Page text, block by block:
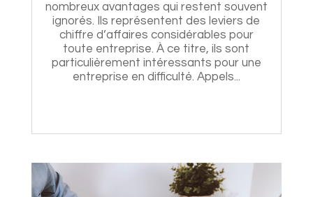
nombreux avantages qui restent souvent
ignorés. Ils représentent des leviers de
chiffre d’affaires considérables pour
toute entreprise. À ce titre, ils sont
particulièrement intéressants pour une
entreprise en difficulté. Appels...